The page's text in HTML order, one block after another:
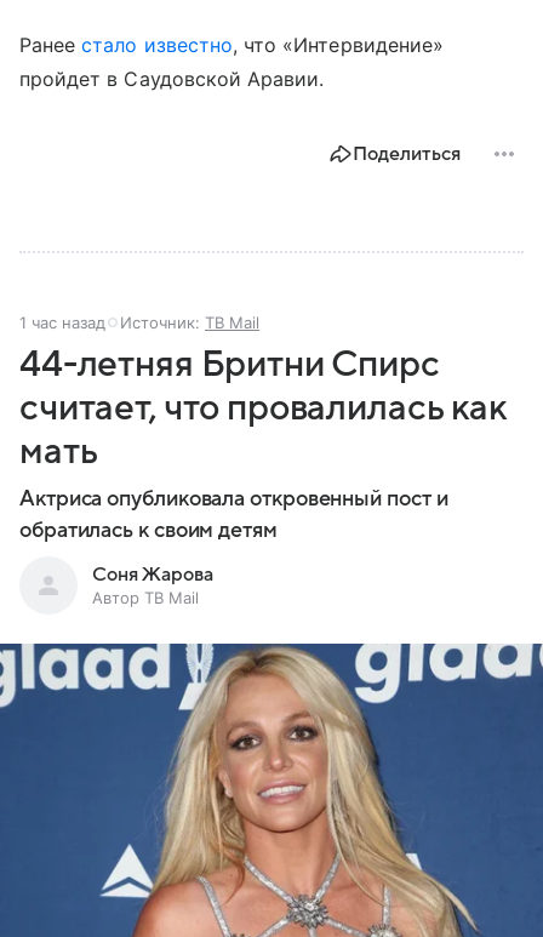
Ранеестало известно, что «Интервидение»
пройдет в Саудовской Аравии.
Поделиться
1 час назад Источник: ТВ Mail
44-летняя Бритни Спирс
считает, что провалилась как
мать
Актриса опубликовала откровенный пост и
обратилась к своим детям
Соня Жарова
Автор ТВ Mail